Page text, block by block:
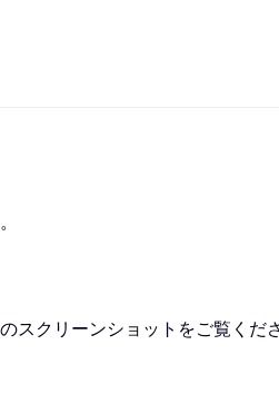
スクリーンショットをご覧くだ